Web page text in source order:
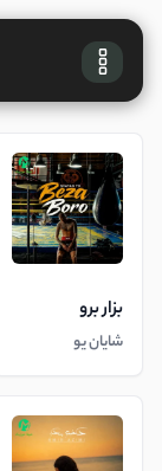
بزار برو
شایان یو